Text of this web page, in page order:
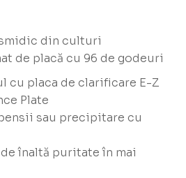
din culturi
de placă cu 96 de godeuri
cu placa de clarificare E-Z
Plate
sau precipitare cu
înaltă puritate în mai